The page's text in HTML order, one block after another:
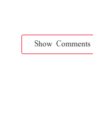
Show Comments